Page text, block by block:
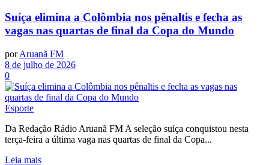
Suíça elimina a Colômbia nos pênaltis e fecha as
vagas nas quartas de final da Copa do Mundo
por Aruanã FM
8 de julho de 2026
0
Esporte
Da Redação Rádio Aruanã FM A seleção suíça conquistou nesta
terça-feira a última vaga nas quartas de final da Copa...
Leia mais